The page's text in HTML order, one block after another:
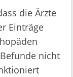
die Ärzte
Einträge
nicht